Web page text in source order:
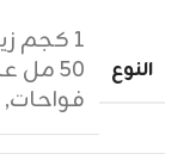
النوع
١ كجم زيوت عطرية
٥٠ مل عطر
فواحات,